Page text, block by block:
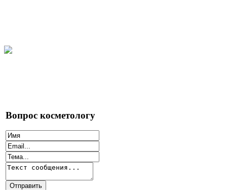
Вопрос косметологу